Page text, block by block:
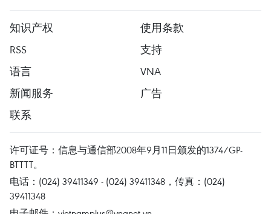
知识产权
使用条款
RSS
支持
语言
VNA
新闻服务
广告
联系
许可证号：信息与通信部2008年9月11日颁发的1374/GP-
BTTTT。
电话：(024) 39411349 - (024) 39411348，传真：(024)
39411348